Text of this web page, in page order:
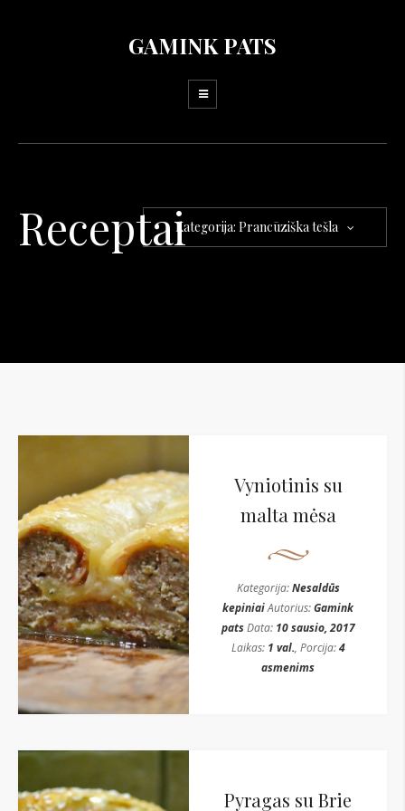
GAMINK PATS
ReceptaiKategorija: Prancūziška tešla
Vyniotinis su
malta mėsa
Kategorija:Nesaldūs
kepiniaiAutorius:Gamink
patsData: 10 sausio, 2017
Laikas: 1 val., Porcija:4
asmenims
Pyragas su Brie